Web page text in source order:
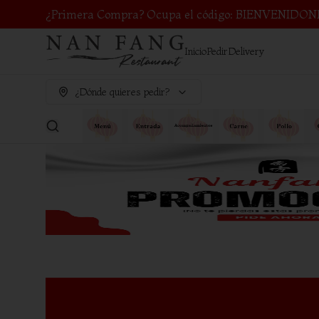
¿Primera Compra? Ocupa el código:
InicioPedirDelivery
¿Dónde quieres pedir?